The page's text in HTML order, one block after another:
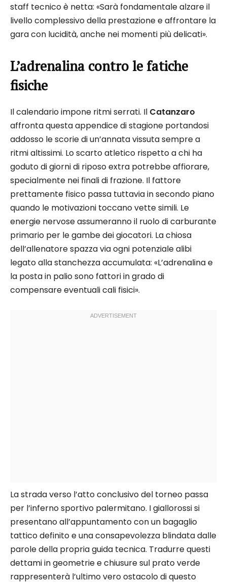
staff tecnico è netta: «Sarà fondamentale alzare il
livello complessivo della prestazione e affrontare la
gara con lucidità, anche nei momenti più delicati».
L’adrenalina contro le fatiche
fisiche
Il calendario impone ritmi serrati. Il Catanzaro
affronta questa appendice di stagione portandosi
addosso le scorie di un’annata vissuta sempre a
ritmi altissimi. Lo scarto atletico rispetto a chi ha
goduto di giorni di riposo extra potrebbe affiorare,
specialmente nei finali di frazione. Il fattore
prettamente fisico passa tuttavia in secondo piano
quando le motivazioni toccano vette simili. Le
energie nervose assumeranno il ruolo di carburante
primario per le gambe dei giocatori. La chiosa
dell’allenatore spazza via ogni potenziale alibi
legato alla stanchezza accumulata: «L’adrenalina e
la posta in palio sono fattori in grado di
compensare eventuali cali fisici».
La strada verso l’atto conclusivo del torneo passa
per l’inferno sportivo palermitano. I giallorossi si
presentano all’appuntamento con un bagaglio
tattico definito e una consapevolezza blindata dalle
parole della propria guida tecnica. Tradurre questi
dettami in geometrie e chiusure sul prato verde
rappresenterà l’ultimo vero ostacolo di questo